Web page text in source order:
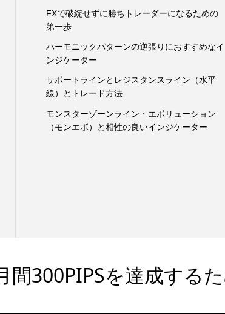
FXで破綻せずに勝ちトレーダーになるための
第一歩
ハーモニックパターンの逆張りにおすすめなイ
ンジケーター
サポートラインとレジスタンスライン（水平
線）とトレード方法
モンスターゾーンライン・エボリューション
（モンエボ）と相性の良いインジケーター
300PIPSを達成する